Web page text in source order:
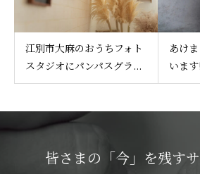
江別市大麻のおうちフォト
スタジオにパンパスグラ...
あけ
います!
皆さまの「今」を残すサ